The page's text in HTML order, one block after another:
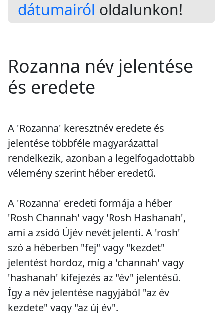
dátumairól oldalunkon!
Rozanna név jelentése
és eredete
A 'Rozanna' keresztnév eredete és
jelentése többféle magyarázattal
rendelkezik, azonban a legelfogadottabb
vélemény szerint héber eredetű.
A 'Rozanna' eredeti formája a héber
'Rosh Channah' vagy 'Rosh Hashanah',
ami a zsidó Újév nevét jelenti. A 'rosh'
szó a héberben "fej" vagy "kezdet"
jelentést hordoz, míg a 'channah' vagy
'hashanah' kifejezés az "év" jelentésű.
Így a név jelentése nagyjából "az év
kezdete" vagy "az új év".